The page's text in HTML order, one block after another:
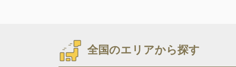
全国のエリアから探す